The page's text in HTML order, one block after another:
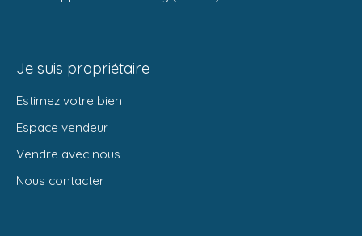
Je suis propriétaire
Estimez votre bien
Espace vendeur
Vendre avec nous
Nous contacter